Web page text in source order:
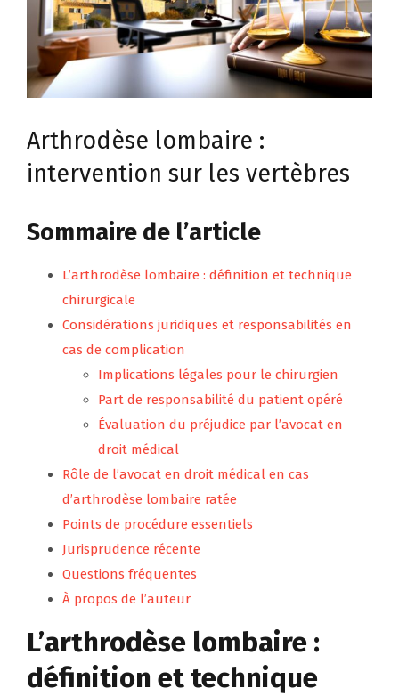
Arthrodèse lombaire :
intervention sur les vertèbres
Sommaire de l’article
L’arthrodèse lombaire : définition et technique
chirurgicale
Considérations juridiques et responsabilités en
cas de complication
Implications légales pour le chirurgien
Part de responsabilité du patient opéré
Évaluation du préjudice par l’avocat en
droit médical
Rôle de l’avocat en droit médical en cas
d’arthrodèse lombaire ratée
Points de procédure essentiels
Jurisprudence récente
Questions fréquentes
À propos de l’auteur
L’arthrodèse lombaire :
définition et technique